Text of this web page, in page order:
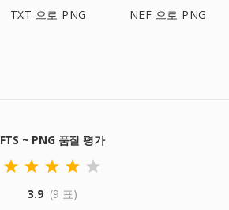
TXT 으로 PNG NEF 으로 PNG
FTS ~ PNG 품질 평가
3.9 (9 표)